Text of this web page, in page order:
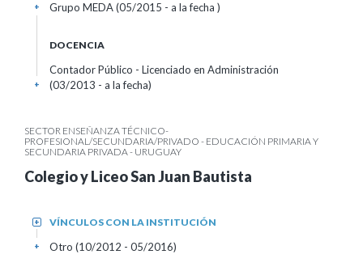
Grupo MEDA (05/2015 - a la fecha )
+
DOCENCIA
Contador Público - Licenciado en Administración
(03/2013 - a la fecha)
+
SECTOR ENSEÑANZA TÉCNICO-
PROFESIONAL/SECUNDARIA/PRIVADO - EDUCACIÓN PRIMARIA Y
SECUNDARIA PRIVADA - URUGUAY
Colegio y Liceo San Juan Bautista
VÍNCULOS CON LA INSTITUCIÓN
+
Otro (10/2012 - 05/2016)
+